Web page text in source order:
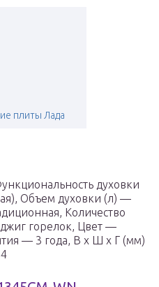
плиты Лада
духовки
Объем духовки (л) —
Количество
горелок, Цвет —
— 3 года, В x Ш x Г (мм)